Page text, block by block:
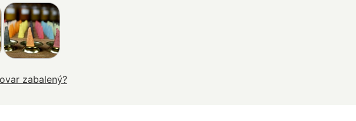
zabalený?